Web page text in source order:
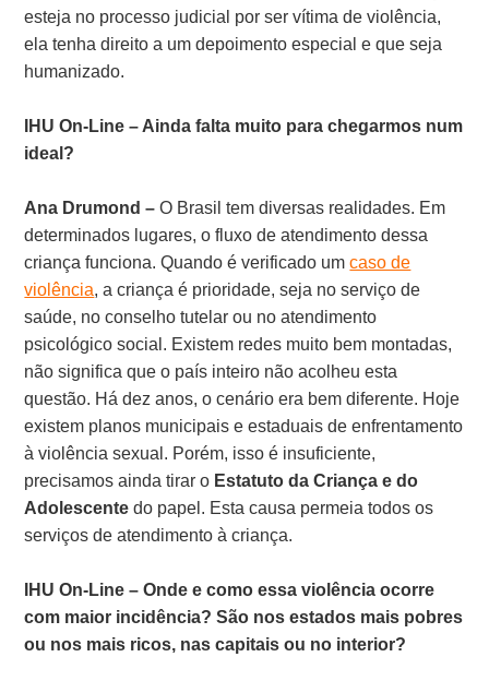
esteja no processo judicial por ser vítima de violência,
ela tenha direito a um depoimento especial e que seja
humanizado.
IHU On-Line – Ainda falta muito para chegarmos num
ideal?
Ana Drumond – O Brasil tem diversas realidades. Em
determinados lugares, o fluxo de atendimento dessa
criança funciona. Quando é verificado umcaso de
violência, a criança é prioridade, seja no serviço de
saúde, no conselho tutelar ou no atendimento
psicológico social. Existem redes muito bem montadas,
não significa que o país inteiro não acolheu esta
questão. Há dez anos, o cenário era bem diferente. Hoje
existem planos municipais e estaduais de enfrentamento
à violência sexual. Porém, isso é insuficiente,
precisamos ainda tirar o Estatuto da Criança e do
Adolescente do papel. Esta causa permeia todos os
serviços de atendimento à criança.
IHU On-Line – Onde e como essa violência ocorre
com maior incidência? São nos estados mais pobres
ou nos mais ricos, nas capitais ou no interior?